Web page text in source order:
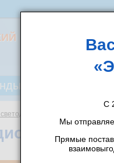
GX53
С
Мы
Прямые